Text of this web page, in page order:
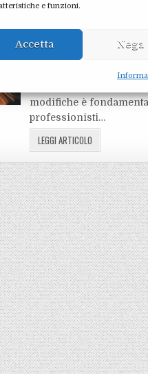
e funzioni.
Accetta Nega
8 MARZO 2025
dei tassi di interesse
significativo sul calcolo
in caso di mancato o
modifiche è
professionisti…
LEGGI ARTICOLO